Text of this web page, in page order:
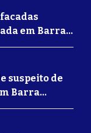
em Barra
suspeito de
Barra